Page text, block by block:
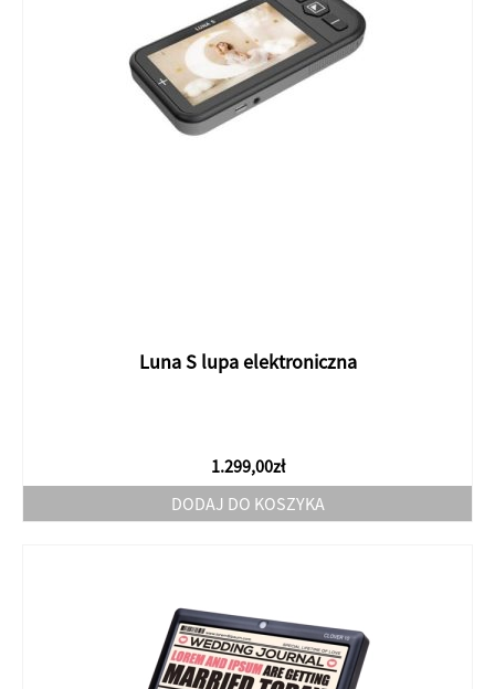
Luna S lupa elektroniczna
1.299,00zł
DODAJ DO KOSZYKA